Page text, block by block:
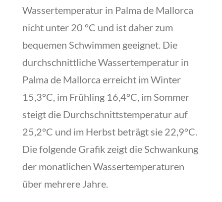
Wassertemperatur in Palma de Mallorca
nicht unter 20 °C und ist daher zum
bequemen Schwimmen geeignet. Die
durchschnittliche Wassertemperatur in
Palma de Mallorca erreicht im Winter
15,3°C, im Frühling 16,4°C, im Sommer
steigt die Durchschnittstemperatur auf
25,2°C und im Herbst beträgt sie 22,9°C.
Die folgende Grafik zeigt die Schwankung
der monatlichen Wassertemperaturen
über mehrere Jahre.